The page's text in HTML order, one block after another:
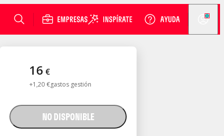
16 €
+1 ,20 €gastos gestión
NO DISPONIBLE